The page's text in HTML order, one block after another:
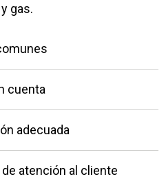
gas.
cuenta
adecuada
atención al cliente